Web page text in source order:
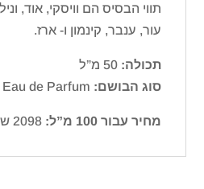
תווי הבסיס הם וויסקי, אוד,
עור, ענבר, קינמון ו- ארז.
תכולה: 50 מ”ל
סוג הבושם:
מחיר עבור 100 מ”ל: 2098 ש”ח.